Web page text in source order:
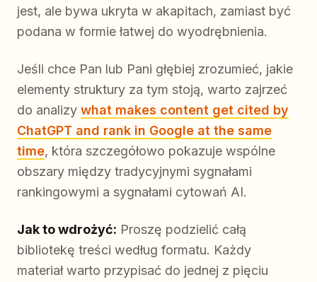
jest, ale bywa ukryta w akapitach, zamiast być
podana w formie łatwej do wyodrębnienia.
Jeśli chce Pan lub Pani głębiej zrozumieć, jakie
elementy struktury za tym stoją, warto zajrzeć
do analizy what makes content get cited by
ChatGPT and rank in Google at the same
time, która szczegółowo pokazuje wspólne
obszary między tradycyjnymi sygnałami
rankingowymi a sygnałami cytowań AI.
Jak to wdrożyć: Proszę podzielić całą
bibliotekę treści według formatu. Każdy
materiał warto przypisać do jednej z pięciu